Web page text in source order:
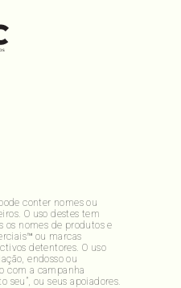
conter nomes ou
O uso destes tem
os nomes de produtos e
ou marcas
detentores. O uso
endosso ou
com a campanha
seu”, ou seus apoiadores.